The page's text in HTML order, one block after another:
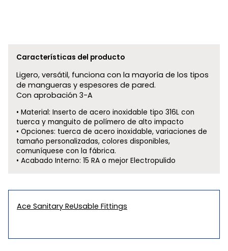
Características del producto
Ligero, versátil, funciona con la mayoría de los tipos
de mangueras y espesores de pared.
Con aprobación 3-A
Material: Inserto de acero inoxidable tipo 316L con
tuerca y manguito de polímero de alto impacto
Opciones: tuerca de acero inoxidable, variaciones de
tamaño personalizadas, colores disponibles,
comuníquese con la fábrica.
Acabado Interno: 15 RA o mejor Electropulido
Ace Sanitary ReUsable Fittings